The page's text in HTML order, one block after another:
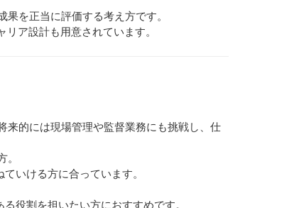
を正当に評価する考え方です。
ア設計も用意されています。
的には現場管理や監督業務にも挑戦し、仕
いける方に合っています。
役割を担いたい方におすすめです。